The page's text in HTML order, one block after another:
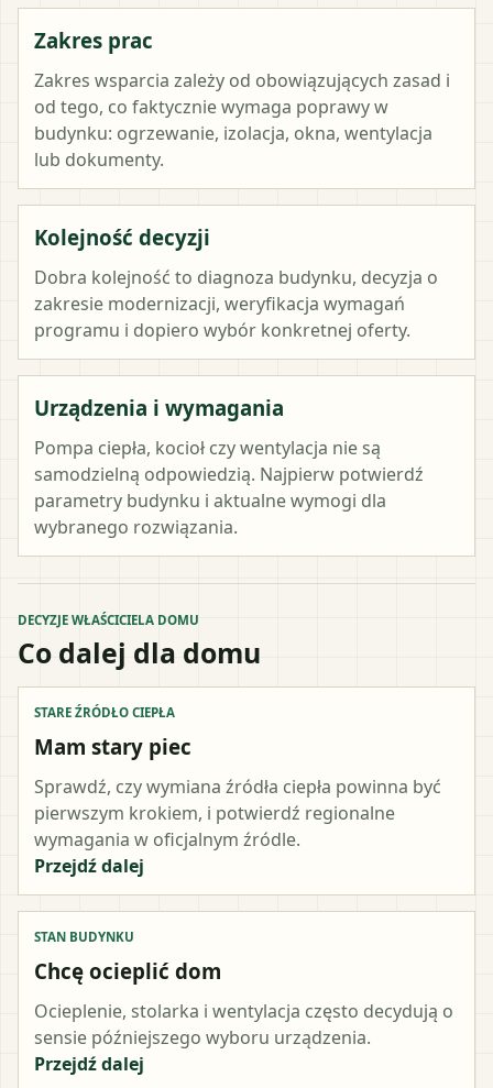
Zakres prac
Zakres wsparcia zależy od obowiązujących zasad i
od tego, co faktycznie wymaga poprawy w
budynku: ogrzewanie, izolacja, okna, wentylacja
lub dokumenty.
Kolejność decyzji
Dobra kolejność to diagnoza budynku, decyzja o
zakresie modernizacji, weryfikacja wymagań
programu i dopiero wybór konkretnej oferty.
Urządzenia i wymagania
Pompa ciepła, kocioł czy wentylacja nie są
samodzielną odpowiedzią. Najpierw potwierdź
parametry budynku i aktualne wymogi dla
wybranego rozwiązania.
DECYZJE WŁAŚCICIELA DOMU
Co dalej dla domu
STARE ŹRÓDŁO CIEPŁA
Mam stary piec
Sprawdź, czy wymiana źródła ciepła powinna być
pierwszym krokiem, i potwierdź regionalne
wymagania w oficjalnym źródle.
Przejdź dalej
STAN BUDYNKU
Chcę ocieplić dom
Ocieplenie, stolarka i wentylacja często decydują o
sensie późniejszego wyboru urządzenia.
Przejdź dalej